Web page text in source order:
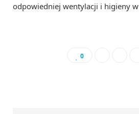
odpowiedniej wentylacji i higieny
0